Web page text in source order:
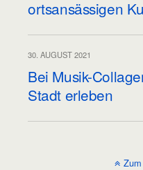
ortsansässigen
30. AUGUST 2021
Bei Musik-
Stadt erleben